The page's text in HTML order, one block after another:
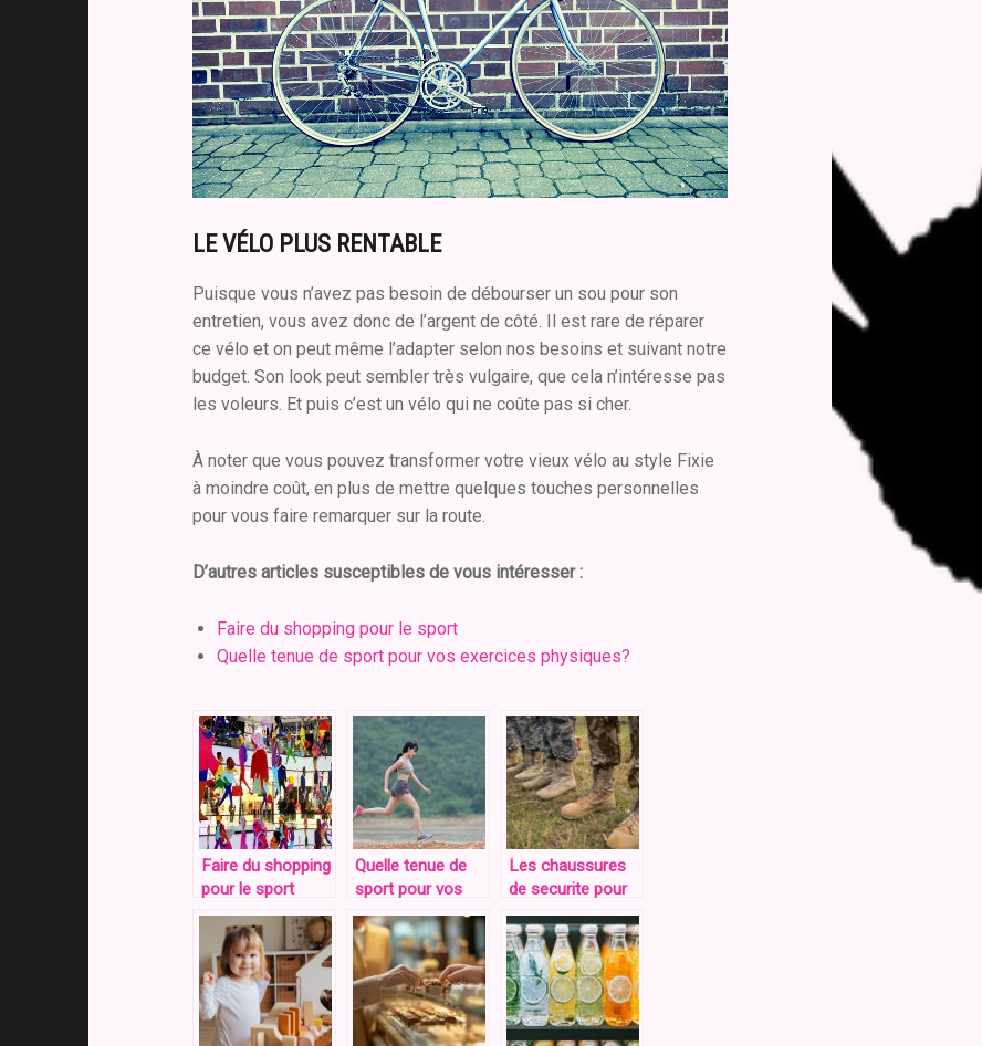
LE VÉLO PLUS RENTABLE
Puisque vous n’avez pas besoin de débourser un sou pour son
entretien, vous avez donc de l’argent de côté. Il est rare de réparer
ce vélo et on peut même l’adapter selon nos besoins et suivant notre
budget. Son look peut sembler très vulgaire, que cela n’intéresse pas
les voleurs. Et puis c’est un vélo qui ne coûte pas si cher.
À noter que vous pouvez transformer votre vieux vélo au style Fixie
à moindre coût, en plus de mettre quelques touches personnelles
pour vous faire remarquer sur la route.
D’autres articles susceptibles de vous intéresser :
Faire du shopping pour le sport
Quelle tenue de sport pour vos exercices physiques?
Faire du shopping
pour le sport
Quelle tenue de
sport pour vos
exercices
physiques?
Les chaussures
de securite pour
les
professionnels :
confort et style
au travail